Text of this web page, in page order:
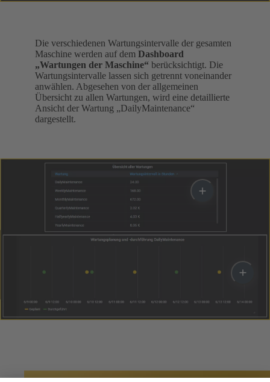
Die verschiedenen Wartungsintervalle der gesamten
Maschine werden auf dem Dashboard
„Wartungen der Maschine“ berücksichtigt. Die
Wartungsintervalle lassen sich getrennt voneinander
anwählen. Abgesehen von der allgemeinen
Übersicht zu allen Wartungen, wird eine detaillierte
Ansicht der Wartung „DailyMaintenance“
dargestellt.